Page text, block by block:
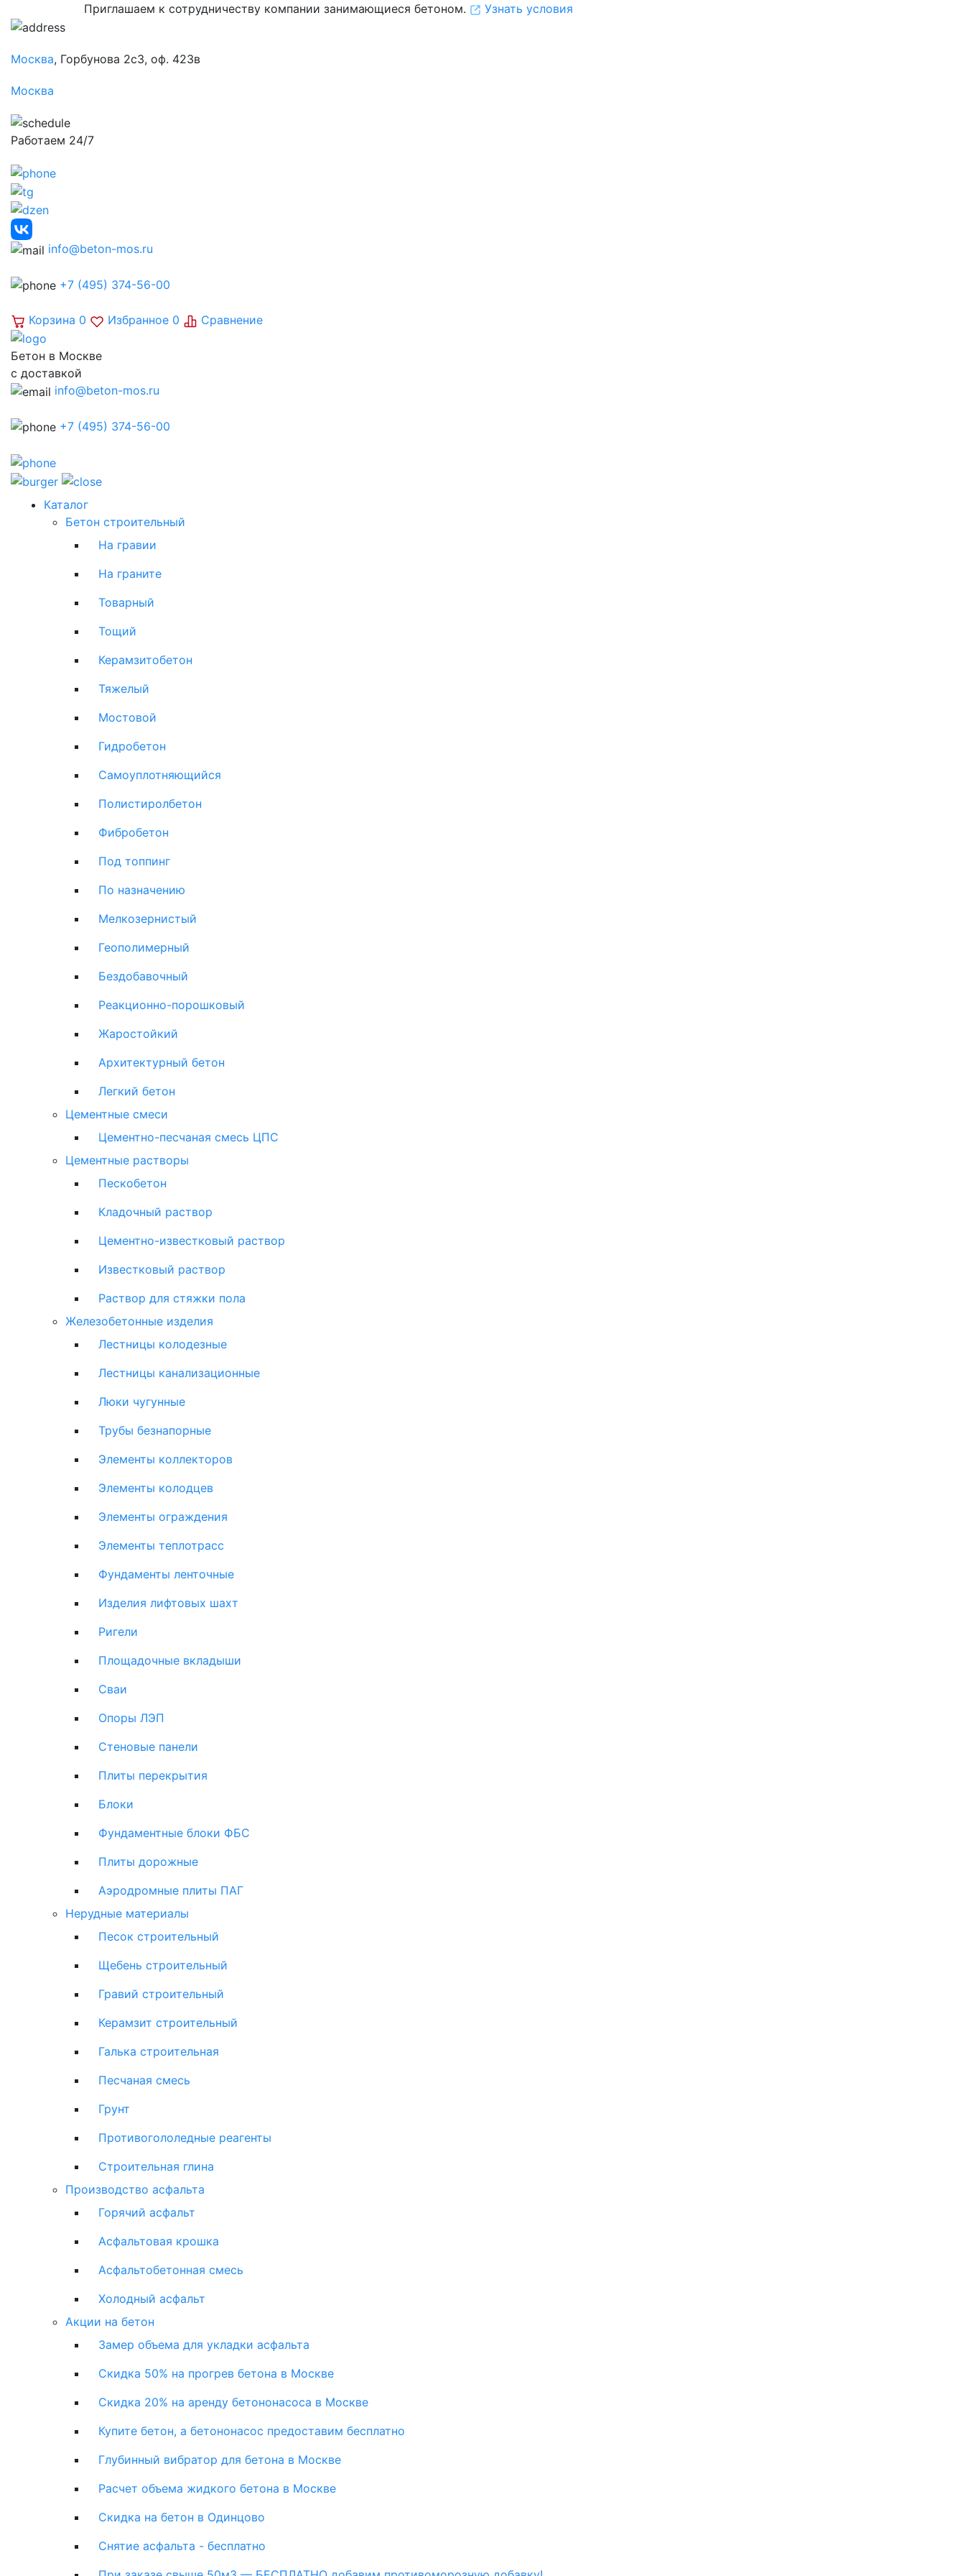
Приглашаем к сотрудничеству компании занимающиеся бетоном. Узнать условия
Москва, Горбунова 2с3, оф. 423в
Москва
Работаем 24/7
info@beton-mos.ru
+7 (495) 374-56-00
Корзина 0 Избранное 0 Сравнение
Бетон в Москве
с доставкой
info@beton-mos.ru
+7 (495) 374-56-00
Каталог
Бетон строительный
На гравии
На граните
Товарный
Тощий
Керамзитобетон
Тяжелый
Мостовой
Гидробетон
Самоуплотняющийся
Полистиролбетон
Фибробетон
Под топпинг
По назначению
Мелкозернистый
Геополимерный
Бездобавочный
Реакционно-порошковый
Жаростойкий
Архитектурный бетон
Легкий бетон
Цементные смеси
Цементно-песчаная смесь ЦПС
Цементные растворы
Пескобетон
Кладочный раствор
Цементно-известковый раствор
Известковый раствор
Раствор для стяжки пола
Железобетонные изделия
Лестницы колодезные
Лестницы канализационные
Люки чугунные
Трубы безнапорные
Элементы коллекторов
Элементы колодцев
Элементы ограждения
Элементы теплотрасс
Фундаменты ленточные
Изделия лифтовых шахт
Ригели
Площадочные вкладыши
Сваи
Опоры ЛЭП
Стеновые панели
Плиты перекрытия
Блоки
Фундаментные блоки ФБС
Плиты дорожные
Аэродромные плиты ПАГ
Нерудные материалы
Песок строительный
Щебень строительный
Гравий строительный
Керамзит строительный
Галька строительная
Песчаная смесь
Грунт
Противогололедные реагенты
Строительная глина
Производство асфальта
Горячий асфальт
Асфальтовая крошка
Асфальтобетонная смесь
Холодный асфальт
Акции на бетон
Замер объема для укладки асфальта
Скидка 50% на прогрев бетона в Москве
Скидка 20% на аренду бетононасоса в Москве
Купите бетон, а бетононасос предоставим бесплатно
Глубинный вибратор для бетона в Москве
Расчет объема жидкого бетона в Москве
Скидка на бетон в Одинцово
Снятие асфальта - бесплатно